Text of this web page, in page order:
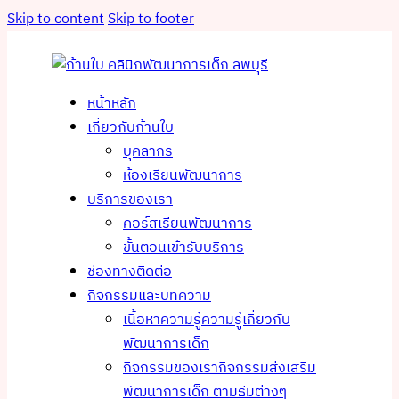
Skip to contentSkip to footer
หน้าหลัก
เกี่ยวกับก้านใบ
บุคลากร
ห้องเรียนพัฒนาการ
บริการของเรา
คอร์สเรียนพัฒนาการ
ขั้นตอนเข้ารับบริการ
ช่องทางติดต่อ
กิจกรรมและบทความ
เนื้อหาความรู้ความรู้เกี่ยวกับ
พัฒนาการเด็ก
กิจกรรมของเรากิจกรรมส่งเสริม
พัฒนาการเด็ก ตามธีมต่างๆ